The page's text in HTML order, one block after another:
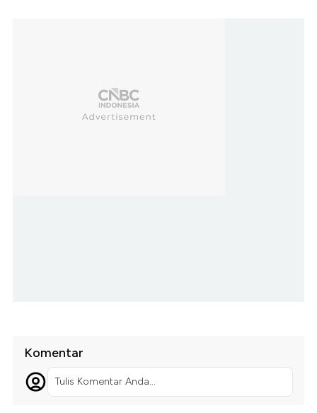
Komentar
Tulis Komentar Anda...